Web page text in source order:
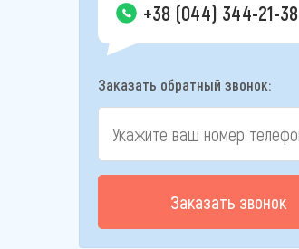
+38 (044) 344-21-38
Заказать обратный звонок:
Заказать звонок